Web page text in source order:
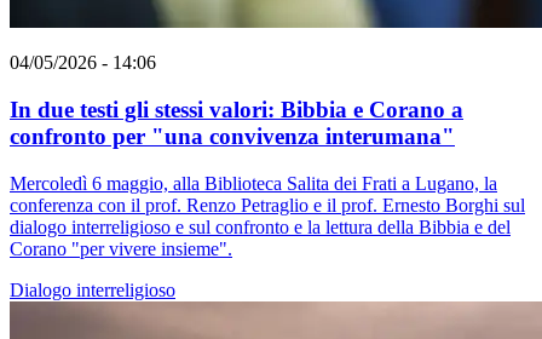
04/05/2026 - 14:06
In due testi gli stessi valori: Bibbia e Corano a
confronto per "una convivenza interumana"
Mercoledì 6 maggio, alla Biblioteca Salita dei Frati a Lugano, la
conferenza con il prof. Renzo Petraglio e il prof. Ernesto Borghi sul
dialogo interreligioso e sul confronto e la lettura della Bibbia e del
Corano "per vivere insieme".
Dialogo interreligioso